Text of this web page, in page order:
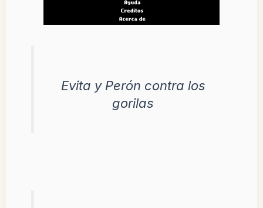
Evita y Perón contra los
gorilas